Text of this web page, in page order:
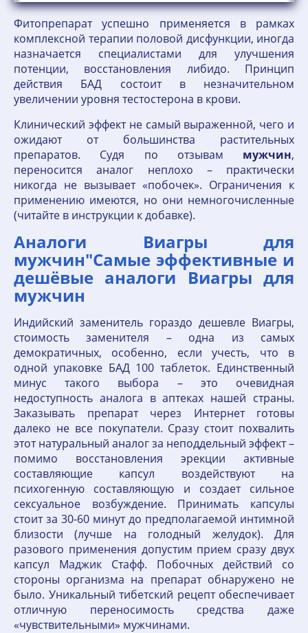
Фитопрепарат успешно применяется в рамках
комплексной терапии половой дисфункции, иногда
назначается специалистами для улучшения
потенции, восстановления либидо. Принцип
действия БАД состоит в незначительном
увеличении уровня тестостерона в крови.
Клинический эффект не самый выраженной, чего и
ожидают от большинства растительных
препаратов. Судя по отзывам мужчин,
переносится аналог неплохо – практически
никогда не вызывает «побочек». Ограничения к
применению имеются, но они немногочисленные
(читайте в инструкции к добавке).
Аналоги Виагры для
мужчин"Самые эффективные и
дешёвые аналоги Виагры для
мужчин
Индийский заменитель гораздо дешевле Виагры,
стоимость заменителя – одна из самых
демократичных, особенно, если учесть, что в
одной упаковке БАД 100 таблеток. Единственный
минус такого выбора – это очевидная
недоступность аналога в аптеках нашей страны.
Заказывать препарат через Интернет готовы
далеко не все покупатели. Сразу стоит похвалить
этот натуральный аналог за неподдельный эффект –
помимо восстановления эрекции активные
составляющие капсул воздействуют на
психогенную составляющую и создает сильное
сексуальное возбуждение. Принимать капсулы
стоит за 30-60 минут до предполагаемой интимной
близости (лучше на голодный желудок). Для
разового применения допустим прием сразу двух
капсул Маджик Стафф. Побочных действий со
стороны организма на препарат обнаружено не
было. Уникальный тибетский рецепт обеспечивает
отличную переносимость средства даже
«чувствительными» мужчинами.